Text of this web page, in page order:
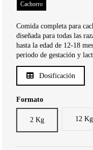
Cachorro
Comida completa para
diseñada para todas las
hasta la edad de 12-18
periodo de gestación y
Dosificación
Formato
2 Kg 12 Kg